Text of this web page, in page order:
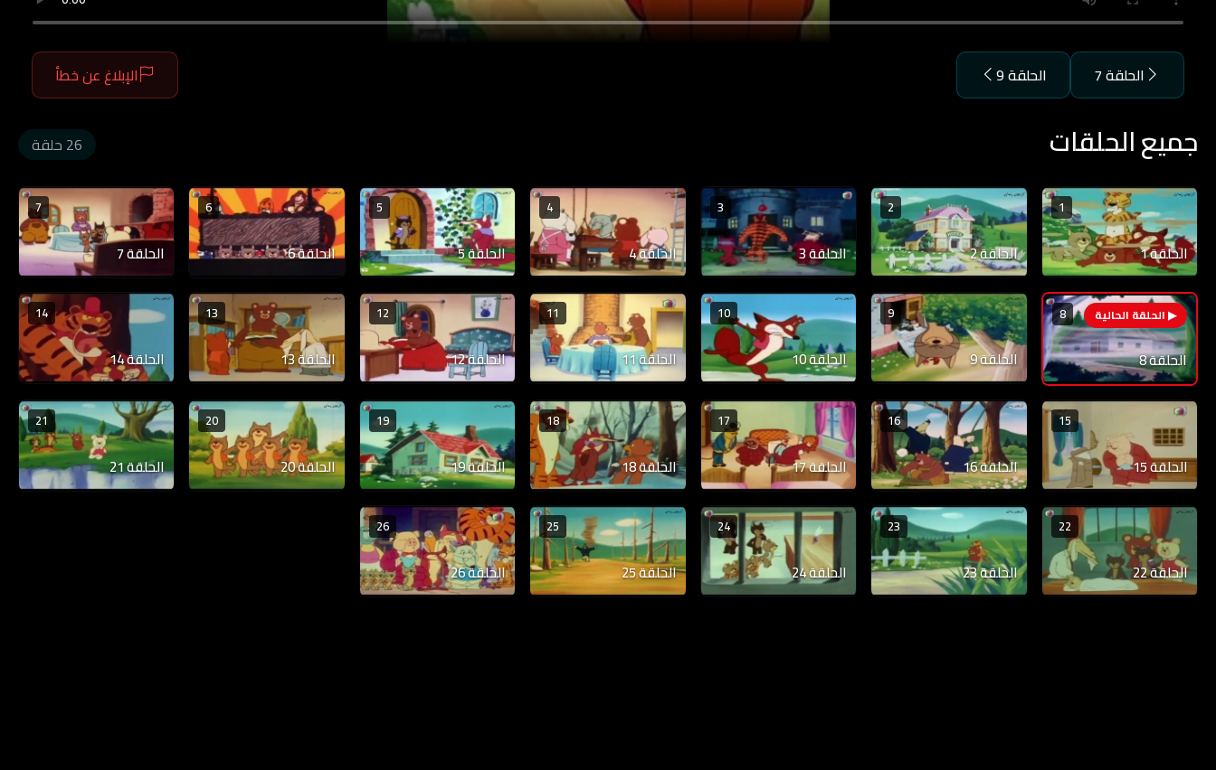
الحلقة 7 الحلقة 9 الإبلاغ عن خطأ
جميع الحلقات 26 حلقة
1
الحلقة 1
2
الحلقة 2
3
الحلقة 3
4
الحلقة 4
5
الحلقة 5
6
الحلقة 6
7
الحلقة 7
8
الحلقة 8
9
الحلقة 9
10
الحلقة 10
11
الحلقة 11
12
الحلقة 12
13
الحلقة 13
14
الحلقة 14
15
الحلقة 15
16
الحلقة 16
17
الحلقة 17
18
الحلقة 18
19
الحلقة 19
20
الحلقة 20
21
الحلقة 21
22
الحلقة 22
23
الحلقة 23
24
الحلقة 24
25
الحلقة 25
26
الحلقة 26